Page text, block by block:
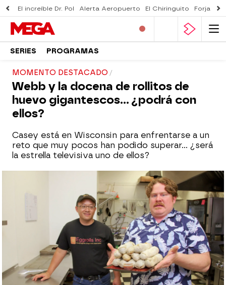
El increíble Dr. Pol Alerta Aeropuerto El Chiringuito Forjado
SERIES PROGRAMAS
MOMENTO DESTACADO
Webb y la docena de rollitos de
huevo gigantescos... ¿podrá con
ellos?
Casey está en Wisconsin para enfrentarse a un
reto que muy pocos han podido superar... ¿será
la estrella televisiva uno de ellos?
Publicado: 14 de agosto de 2023, 22:03